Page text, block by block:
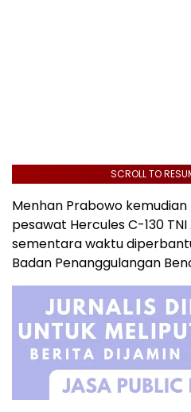
SCROLL TO
Menhan Prabowo
pesawat Hercules C-130
sementara waktu
Badan Penanggulangan